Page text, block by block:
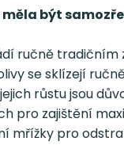
být
ručně tradičním
se sklízejí
růstu jsou
pro zajištění
mřížky pro